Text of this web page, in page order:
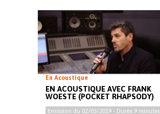
En Acoustique
EN ACOUSTIQUE AVEC FRANK
WOESTE (POCKET RHAPSODY)
Emission du 02/03/2019 - Durée 9 minutes